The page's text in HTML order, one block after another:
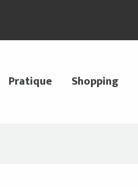
Pratique Shopping